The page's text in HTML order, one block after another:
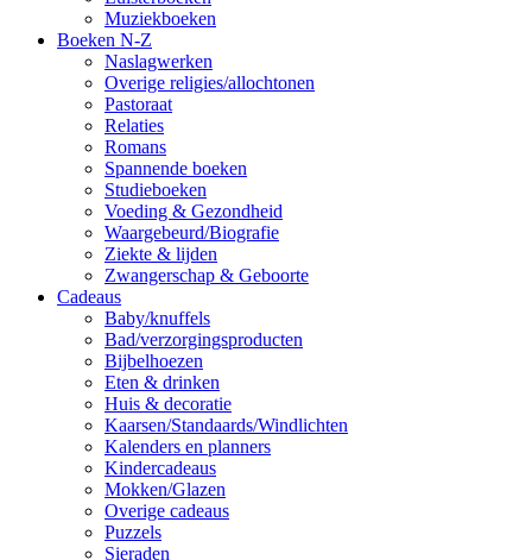
Muziekboeken
Boeken N-Z
Naslagwerken
Overige religies/allochtonen
Pastoraat
Relaties
Romans
Spannende boeken
Studieboeken
Voeding & Gezondheid
Waargebeurd/Biografie
Ziekte & lijden
Zwangerschap & Geboorte
Cadeaus
Baby/knuffels
Bad/verzorgingsproducten
Bijbelhoezen
Eten & drinken
Huis & decoratie
Kaarsen/Standaards/Windlichten
Kalenders en planners
Kindercadeaus
Mokken/Glazen
Overige cadeaus
Puzzels
Sieraden